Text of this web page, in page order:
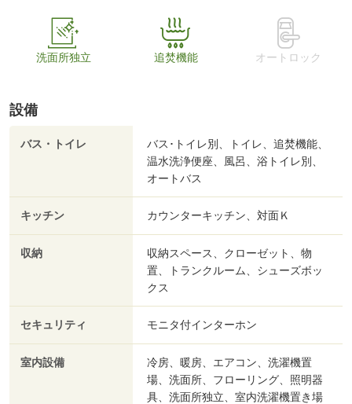
洗面所独立 追焚機能 オートロック
設備
バス・トイレ
バス･トイレ別、トイレ、追焚機能、
温水洗浄便座、風呂、浴トイレ別、
オートバス
キッチン カウンターキッチン、対面Ｋ
収納
収納スペース、クローゼット、物
置、トランクルーム、シューズボッ
クス
セキュリティ モニタ付インターホン
室内設備
冷房、暖房、エアコン、洗濯機置
場、洗面所、フローリング、照明器
具、洗面所独立、室内洗濯機置き場